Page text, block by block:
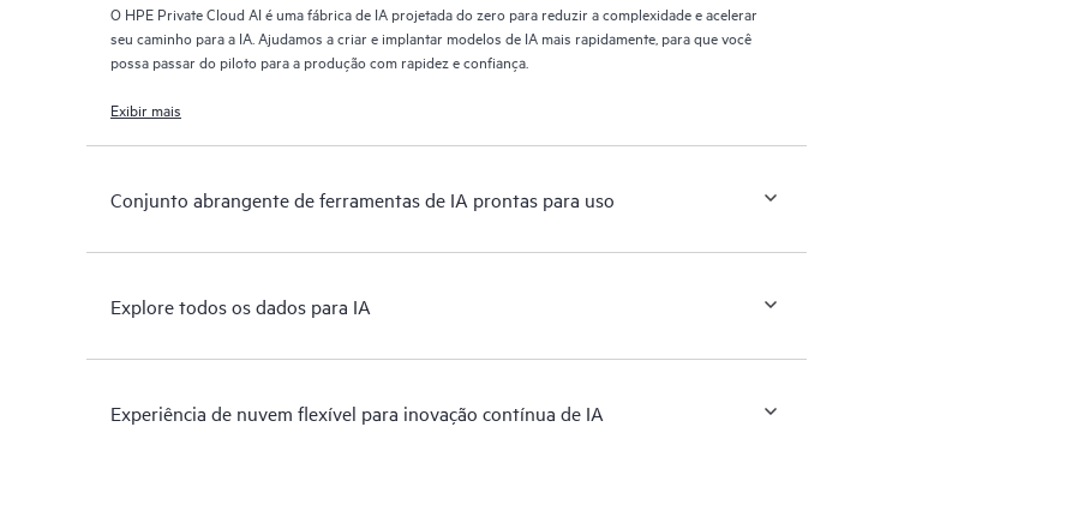
O HPE Private Cloud AI é uma fábrica de IA projetada do zero para reduzir a complexidade e acelerar
seu caminho para a IA. Ajudamos a criar e implantar modelos de IA mais rapidamente, para que você
possa passar do piloto para a produção com rapidez e confiança.
Exibir mais
Conjunto abrangente de ferramentas de IA prontas para uso
Explore todos os dados para IA
Experiência de nuvem flexível para inovação contínua de IA